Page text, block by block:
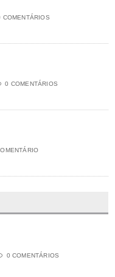
COMENTÁRIOS
0 COMENTÁRIOS
0 COMENTÁRIOS